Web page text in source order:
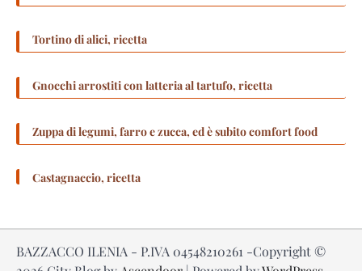
Tortino di alici, ricetta
Gnocchi arrostiti con latteria al tartufo, ricetta
Zuppa di legumi, farro e zucca, ed è subito comfort food
Castagnaccio, ricetta
BAZZACCO ILENIA - P.IVA 04548210261 -Copyright ©